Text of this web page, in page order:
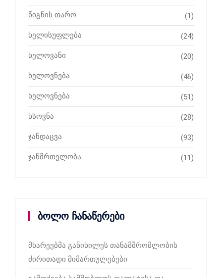
წიგნის თარო (1)
ხელისუფლება (24)
ხელოვანი (20)
ხელოვნება (46)
ხელოვნება (51)
ხსოვნა (28)
ჯანდაცვა (93)
ჯანმრთელობა (11)
ბოლო ჩანაწერები
მხარეებმა განიხილეს თანამშრომლობის
ძირითადი მიმართულებები